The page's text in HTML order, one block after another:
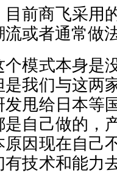
目前商飞采用
流或者通常做
个模式本身是
是我们与这两
发甩给日本等
是自己做的，
原因现在自己
有技术和能力